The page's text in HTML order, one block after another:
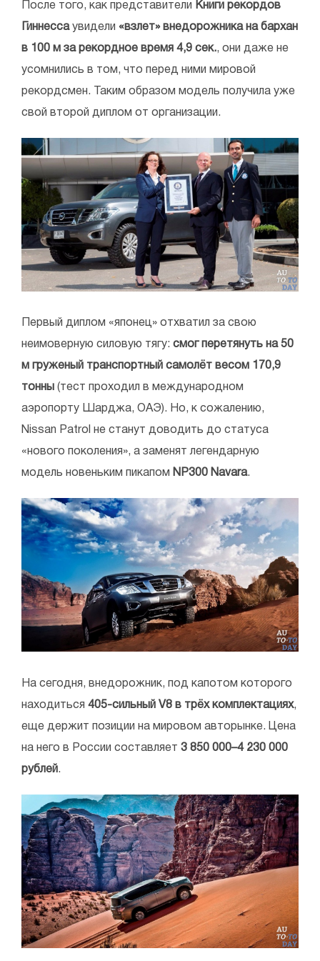
После того, как представители Книги рекордов
Гиннессаувидели «взлет» внедорожника на бархан
в 100 м за рекордное время 4,9 сек., они даже не
усомнились в том, что перед ними мировой
рекордсмен. Таким образом модель получила уже
свой второй диплом от организации.
Первый диплом «японец» отхватил за свою
неимоверную силовую тягу: смог перетянуть на 50
м груженый транспортный самолёт весом 170,9
тонны (тест проходил в международном
аэропорту Шарджа, ОАЭ). Но, к сожалению,
Nissan Patrol не станут доводить до статуса
«нового поколения», а заменят легендарную
модель новеньким пикапом NP300 Navara.
На сегодня, внедорожник, под капотом которого
находиться 405-сильный V8 в трёх комплектациях,
еще держит позиции на мировом авторынке. Цена
на него в России составляет 3 850 000–4 230 000
рублей .